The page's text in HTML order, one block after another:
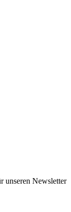
unseren Newsletter